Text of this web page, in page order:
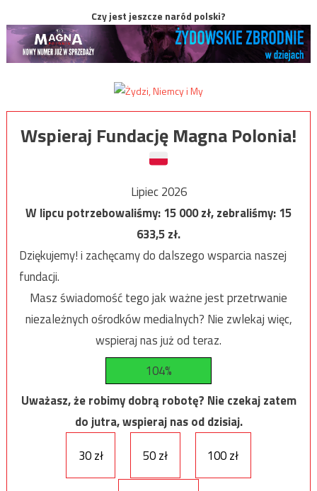
Czy jest jeszcze naród polski?
Wspieraj Fundację Magna Polonia!
Lipiec 2026
W lipcu potrzebowaliśmy:15 000zł, zebraliśmy:15
633,5zł.
Dziękujemy! i zachęcamy do dalszego wsparcia naszej
fundacji.
Masz świadomość tego jak ważne jest przetrwanie
niezależnych ośrodków medialnych? Nie zwlekaj więc,
wspieraj nas już od teraz.
104%
Uważasz, że robimy dobrą robotę? Nie czekaj zatem
do jutra, wspieraj nas od dzisiaj.
30 zł
50 zł 100 zł